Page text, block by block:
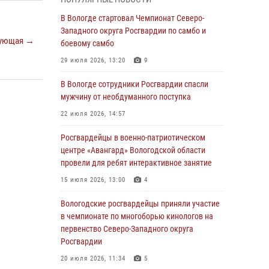
→
округа Росгвардии по спортивному и боевому
самбо
03 августа 2026, 08:54 8 1
ЗА МИНУВШУЮ НЕДЕЛЮ СОТРУДНИКАМИ
В ВОЛОГОДСКОЙ ОБЛАСТИ ЗАДЕРЖАНО 23
ПРАВОНАРУШИТЕЛЯ
02 августа 2026, 10:37
Росгвардейцы в г. Соколе задержали
несовершеннолетнего нарушителя
на питбайке
31 июля 2026, 06:43
В Вологде стартовал Чемпионат Северо-
Западного округа Росгвардии по самбо и
боевому самбо
29 июля 2026, 13:20
В Вологде стартовал Чемпионат Северо-
Западного округа Росгвардии по самбо и
боевому самбо
29 июля 2026, 13:20 9
В Вологде сотрудники Росгвардии спасли
мужчину от необдуманного поступка
22 июля 2026, 14:57
Росгвардейцы в военно-патриотическом
центре «Авангард» Вологодской области
провели для ребят интерактивное занятие
15 июля 2026, 13:00 4
Вологодские росгвардейцы приняли участие
в чемпионате по многоборью кинологов на
первенство Северо-Западного округа
Росгвардии
20 июля 2026, 11:34 5